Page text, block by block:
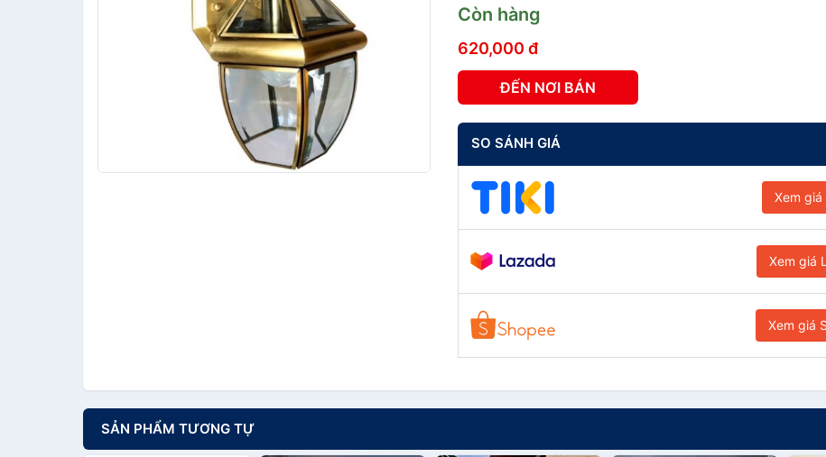
Còn hàng
620,000 đ
ĐẾN NƠI BÁN
SO SÁNH GIÁ
Xem giá
Xem giá
Xem giá
SẢN PHẨM TƯƠNG TỰ